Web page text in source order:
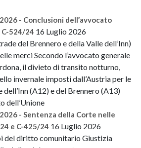
- Conclusioni dell’avvocato
C-524/24 16 Luglio 2026
del Brennero e della Valle dell’Inn)
merci Secondo l’avvocato generale
il divieto di transito notturno,
invernale imposti dall’Austria per le
(A12) e del Brennero (A13)
dell’Unione
- Sentenza della Corte nelle
e C-425/24 16 Luglio 2026
del diritto comunitario Giustizia